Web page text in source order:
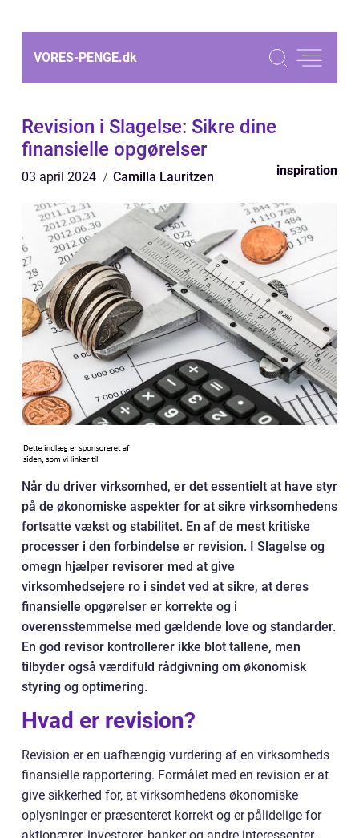
VORES-PENGE.dk
Revision i Slagelse: Sikre dine
finansielle opgørelser
03 april 2024 Camilla Lauritzen inspiration
Når du driver virksomhed, er det essentielt at have styr
på de økonomiske aspekter for at sikre virksomhedens
fortsatte vækst og stabilitet. En af de mest kritiske
processer i den forbindelse er revision. I Slagelse og
omegn hjælper revisorer med at give
virksomhedsejere ro i sindet ved at sikre, at deres
finansielle opgørelser er korrekte og i
overensstemmelse med gældende love og standarder.
En god revisor kontrollerer ikke blot tallene, men
tilbyder også værdifuld rådgivning om økonomisk
styring og optimering.
Hvad er revision?
Revision er en uafhængig vurdering af en virksomheds
finansielle rapportering. Formålet med en revision er at
give sikkerhed for, at virksomhedens økonomiske
oplysninger er præsenteret korrekt og er pålidelige for